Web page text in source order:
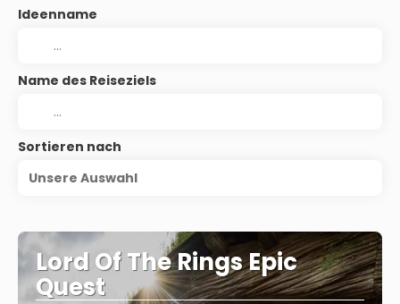
Ideenname
Name des Reiseziels
Sortieren nach
Unsere Auswahl
Lord Of The Rings Epic
Quest